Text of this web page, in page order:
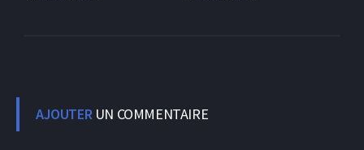
AJOUTERUN COMMENTAIRE